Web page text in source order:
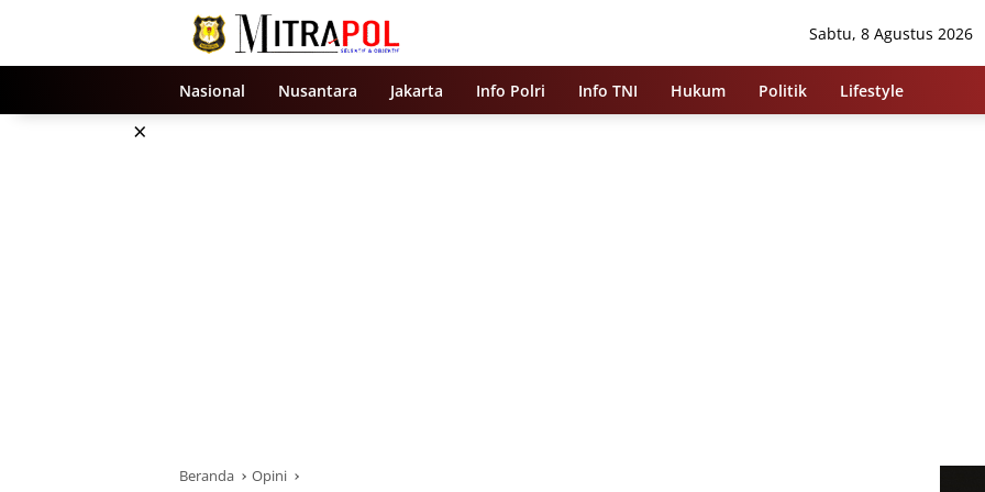
Sabtu, 8 Agustus 2026
Nasional Nusantara Jakarta Info Polri Info TNI Hukum Politik Lifestyle
×
Beranda Opini